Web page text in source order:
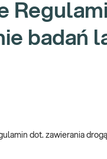
badań
dot. zawierania